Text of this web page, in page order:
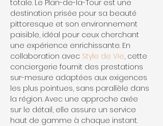
totale. Le Plan-de-la-Tour est une
destination prisée pour sa beauté
pittoresque et son environnement
paisible, idéal pour ceux cherchant
une expérience enrichissante. En
collaboration avec Style de Vie, cette
conciergerie fournit des prestations
sur-mesure adaptées aux exigences
les plus pointues, sans parallèle dans
la région. Avec une approche axée
sur le détail, elle assure un service
haut de gamme à chaque instant.